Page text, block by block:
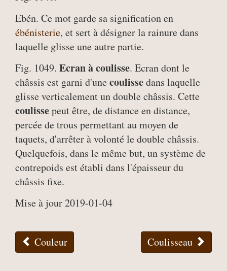
Ebén. Ce mot garde sa signification en
ébénisterie, et sert à désigner la rainure dans
laquelle glisse une autre partie.
Fig. 1049. Ecran à coulisse. Ecran dont le
châssis est garni d'unecoulissedans laquelle
glisse verticalement un double châssis. Cette
coulissepeut être, de distance en distance,
percée de trous permettant au moyen de
taquets, d'arrêter à volonté le double châssis.
Quelquefois, dans le même but, un système de
contrepoids est établi dans l'épaisseur du
châssis fixe.
Mise à jour 2019-01-04
Couleur Coulisseau